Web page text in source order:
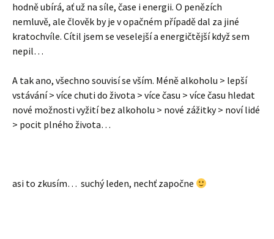
hodně ubírá, ať už na síle, čase i energii. O penězích
nemluvě, ale člověk by je v opačném případě dal za jiné
kratochvíle. Cítil jsem se veselejší a energičtější když sem
nepil…
A tak ano, všechno souvisí se vším. Méně alkoholu > lepší
vstávání > více chuti do života > více času > více času hledat
nové možnosti vyžití bez alkoholu > nové zážitky > noví lidé
> pocit plného života…
asi to zkusím… suchý leden, nechť započne